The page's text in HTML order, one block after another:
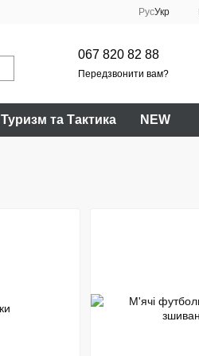
РусУкр
067 820 82 88
Передзвонити вам?
Туризм та Тактика NEW